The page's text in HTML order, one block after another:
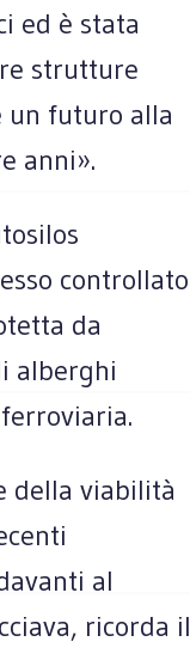
ed è stata
strutture
un futuro alla
anni».
controllato
da
alberghi
della viabilità
al
ricorda il